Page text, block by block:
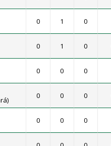
0 1 0
0 1 0
0 0 0
0 0 0
0 0 0